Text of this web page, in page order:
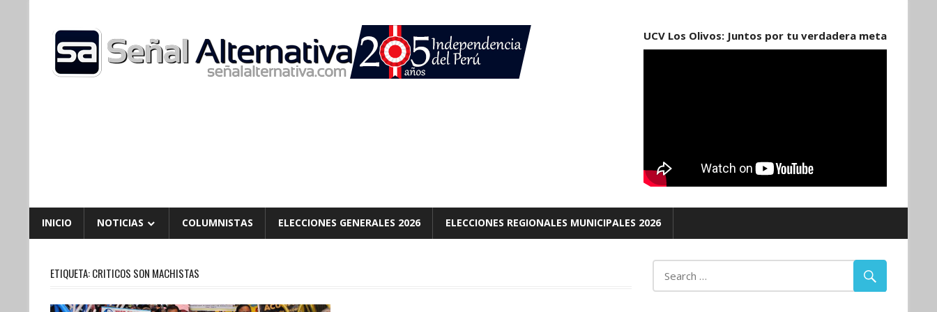
content
UCV Los Olivos: Juntos por tu verdadera meta
INICIO NOTICIAS COLUMNISTAS ELECCIONES GENERALES 2026 ELECCIONES REGIONALES MUNICIPALES 2026
ETIQUETA:CRITICOS SON MACHISTAS